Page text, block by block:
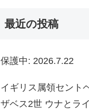
最近の投稿
保護中: 2026.7.22
イギリス属領セント
ザベス2世 ウナとラ